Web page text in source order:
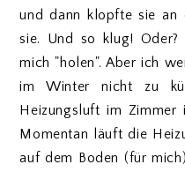
und dann klopfte sie an
sie. Und so klug! Oder?
mich "holen". Aber ich
im Winter nicht zu
Heizungsluft im
Momentan läuft die
auf dem Boden (für